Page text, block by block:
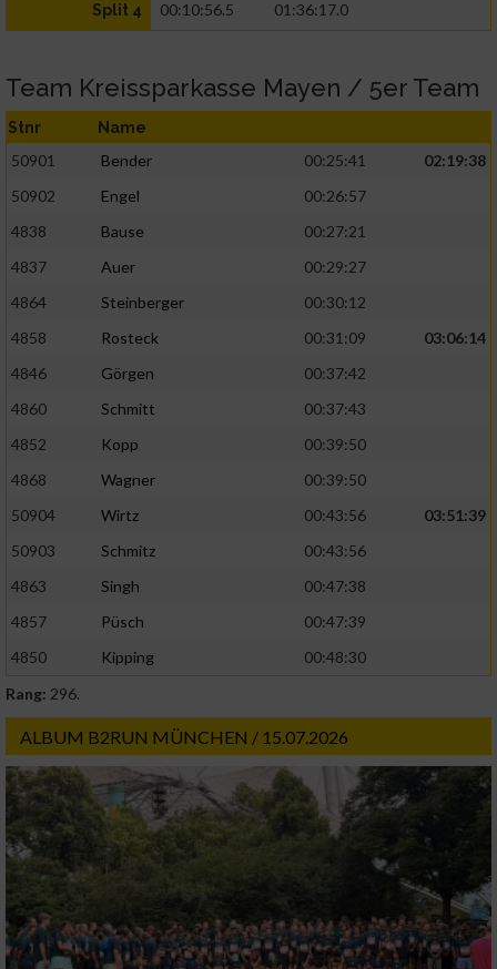
Split 4 00:10:56.5 01:36:17.0
Team Kreissparkasse Mayen / 5er Team
Stnr Name
50901 Bender 00:25:41
02:19:38
50902
Engel
00:26:57
4838
Bause
00:27:21
4837
Auer
00:29:27
4864
Steinberger
00:30:12
4858
Rosteck 00:31:09
03:06:14
4846
Görgen
00:37:42
4860
Schmitt
00:37:43
4852
Kopp
00:39:50
4868
Wagner
00:39:50
50904
Wirtz 00:43:56
03:51:39
50903
Schmitz
00:43:56
4863
Singh
00:47:38
4857
Püsch
00:47:39
4850
Kipping
00:48:30
Rang: 296.
ALBUM B2RUN MÜNCHEN / 15.07.2026